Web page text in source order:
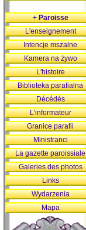
+Paroisse
L'enseignement
Intencje mszalne
Kamera na żywo
L'histoire
Biblioteka parafialna
Décédés
L'informateur
Granice parafii
Ministranci
La gazette paroissiale
Galeries des photos
Links
Wydarzenia
Mapa